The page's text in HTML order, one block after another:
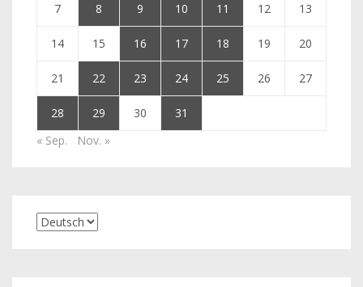
7 8 9 10 11 12 13
14 15 16 17 18 19 20
21 22 23 24 25 26 27
28 29 30
31
« Sep.
Nov. »